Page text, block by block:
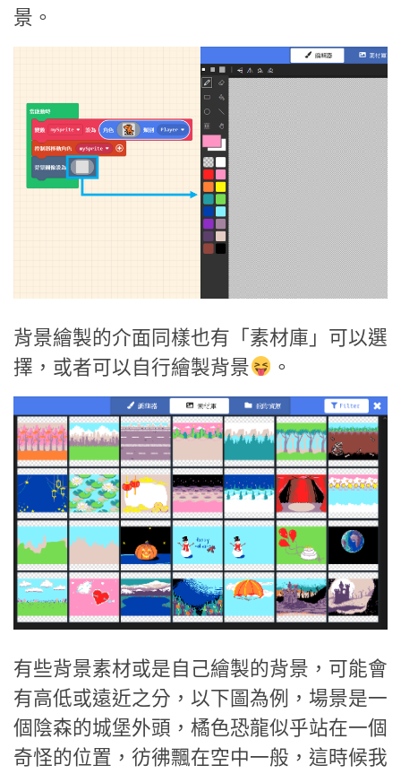
景。
背景繪製的介面同樣也有「素材庫」可以選
擇，或者可以自行繪製背景
。
有些背景素材或是自己繪製的背景，可能會
有高低或遠近之分，以下圖為例，場景是一
個陰森的城堡外頭，橘色恐龍似乎站在一個
奇怪的位置，彷彿飄在空中一般，這時候我